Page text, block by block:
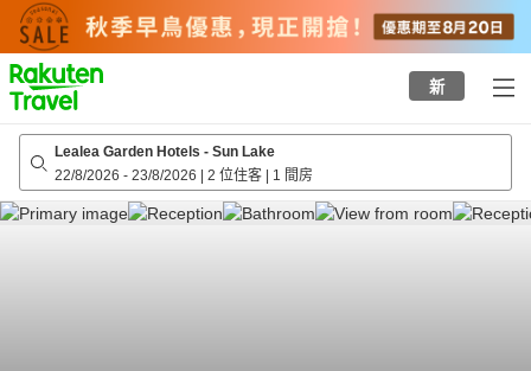
to
top
page
新
Lealea Garden Hotels - Sun Lake
22/8/2026 - 23/8/2026 | 2 位住客 | 1 間房